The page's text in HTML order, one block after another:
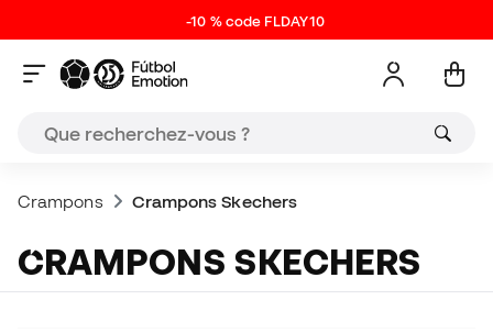
-10 % code FLDAY10
Crampons Crampons Skechers
CRAMPONS SKECHERS